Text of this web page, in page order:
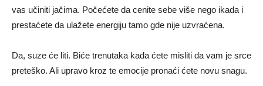
vas učiniti jačima. Počećete da cenite sebe više nego ikada i
prestaćete da ulažete energiju tamo gde nije uzvraćena.
Da, suze će liti. Biće trenutaka kada ćete misliti da vam je srce
preteško. Ali upravo kroz te emocije pronaći ćete novu snagu.